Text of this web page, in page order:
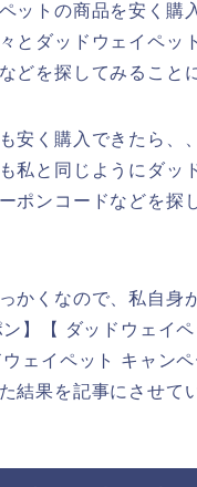
ットの商品を安く購
とダッドウェイペッ
どを探してみること
安く購入できたら、
私と同じようにダッ
ポンコードなどを探
かくなので、私自身
】【 ダッドウェイ
ェイペット キャン
結果を記事にさせて